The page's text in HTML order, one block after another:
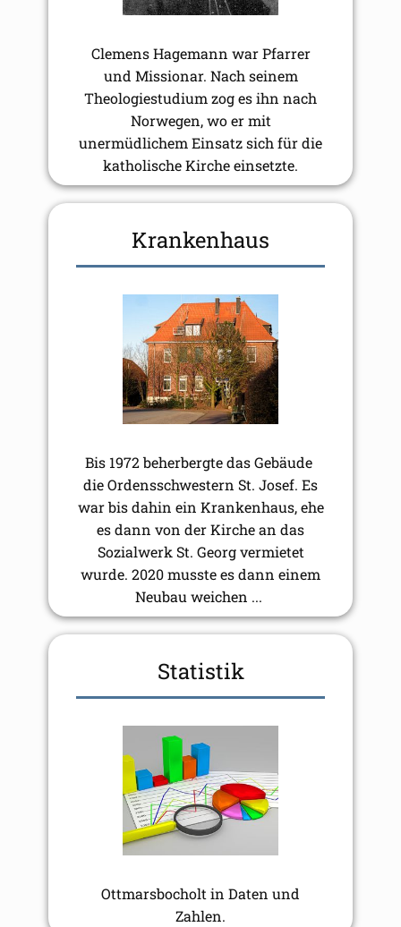
Clemens Hagemann war Pfarrer
und Missionar. Nach seinem
Theologiestudium zog es ihn nach
Norwegen, wo er mit
unermüdlichem Einsatz sich für die
katholische Kirche einsetzte.
Krankenhaus
Bis 1972 beherbergte das Gebäude
die Ordensschwestern St. Josef. Es
war bis dahin ein Krankenhaus, ehe
es dann von der Kirche an das
Sozialwerk St. Georg vermietet
wurde. 2020 musste es dann einem
Neubau weichen ...
Statistik
Ottmarsbocholt in Daten und
Zahlen.